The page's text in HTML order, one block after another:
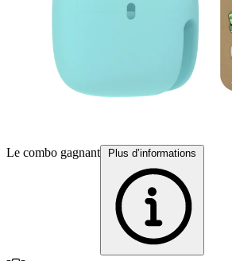
Le combo gagnant